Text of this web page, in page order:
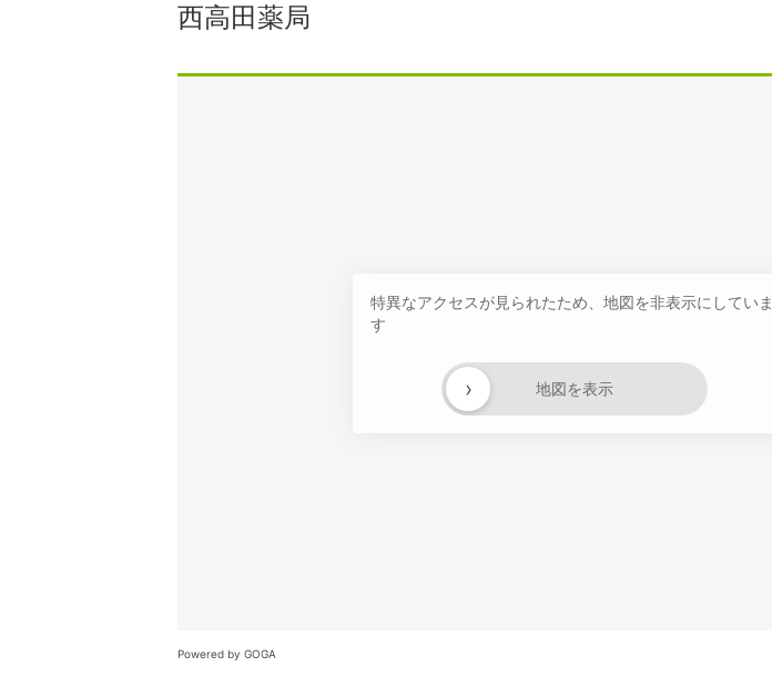
西高田薬局
特異なアクセスが見られたため、地図を非表示にしていま
す
地図を表示
›
Powered by GOGA